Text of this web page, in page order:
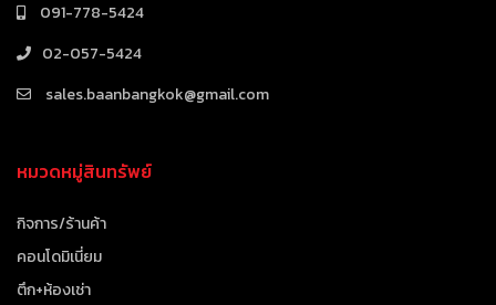
091-778-5424
02-057-5424
sales.baanbangkok@gmail.com
หมวดหมู่สินทรัพย์
กิจการ/ร้านค้า
คอนโดมิเนี่ยม
ตึก+ห้องเช่า